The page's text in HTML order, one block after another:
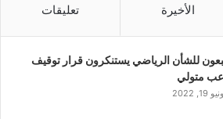
الأخيرة تعليقات
للشأن الرياضي يستنكرون قرار توقيف
متولي
19, 2022